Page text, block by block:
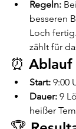
Regeln:
besseren
Loch
zählt für
⏰ Ablauf
Start: 9:00
Dauer: 9
heißer